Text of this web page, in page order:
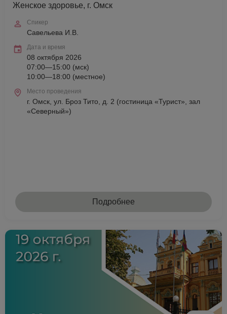
Женское здоровье, г. Омск
Спикер
Савельева И.В.
Дата и время
08 октября 2026
07:00—15:00 (мск)
10:00—18:00 (местное)
Место проведения
г. Омск, ул. Броз Тито, д. 2 (гостиница «Турист», зал
«Северный»)
Подробнее